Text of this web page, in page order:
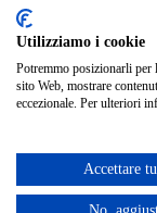
Giochi
Neonato
Shop Online
© Mille Gru di
Metodi di
Utilizziamo i cookie
Potremmo posizionarli
sito Web, mostrare
eccezionale. Per ulteriori
Accettare